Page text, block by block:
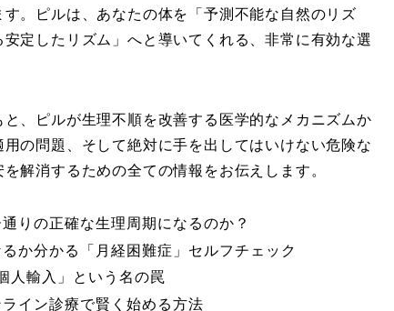
。
ピルは、あなたの体を「予測不能な自然のリズ
定したリズム」へと導いてくれる、非常に有効な選
、ピルが生理不順を改善する医学的なメカニズムか
の問題、そして絶対に手を出してはいけない危険な
解消するための全ての情報をお伝えします。
りの正確な生理周期になるのか？
か分かる「月経困難症」セルフチェック
人輸入」という名の罠
イン診療で賢く始める方法